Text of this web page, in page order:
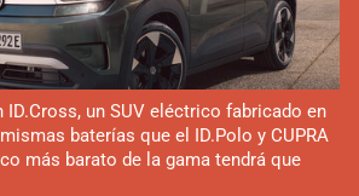
ID.Cross, un SUV eléctrico fabricado en
baterías que el ID.Polo y CUPRA
más barato de la gama tendrá que